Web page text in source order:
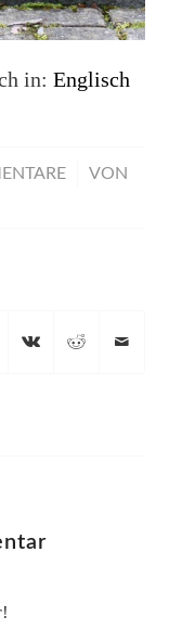
in: Englisch
/
VON